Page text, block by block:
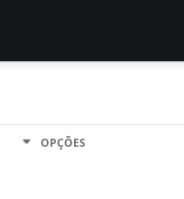
OPÇÕES